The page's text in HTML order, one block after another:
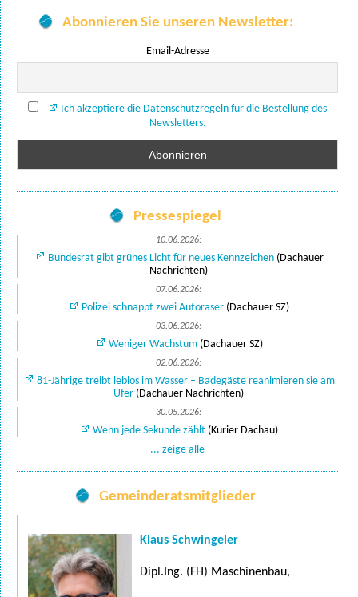
Abonnieren Sie unseren Newsletter:
Email-Adresse
Ich akzeptiere die Datenschutzregeln für die Bestellung des
Newsletters.
Pressespiegel
10.06.2026:
Bundesrat gibt grünes Licht für neues Kennzeichen(Dachauer
Nachrichten)
07.06.2026:
Polizei schnappt zwei Autoraser (Dachauer SZ)
03.06.2026:
Weniger Wachstum(Dachauer SZ)
02.06.2026:
81-Jährige treibt leblos im Wasser – Badegäste reanimieren sie am
Ufer(Dachauer Nachrichten)
30.05.2026:
Wenn jede Sekunde zählt (Kurier Dachau)
... zeige alle
Gemeinderatsmitglieder
Klaus Schwingeler
Dipl.Ing. (FH) Maschinenbau,